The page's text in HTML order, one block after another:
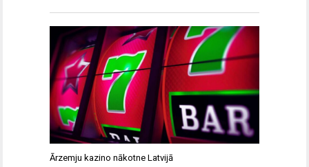
Ārzemju kazino nākotne Latvijā